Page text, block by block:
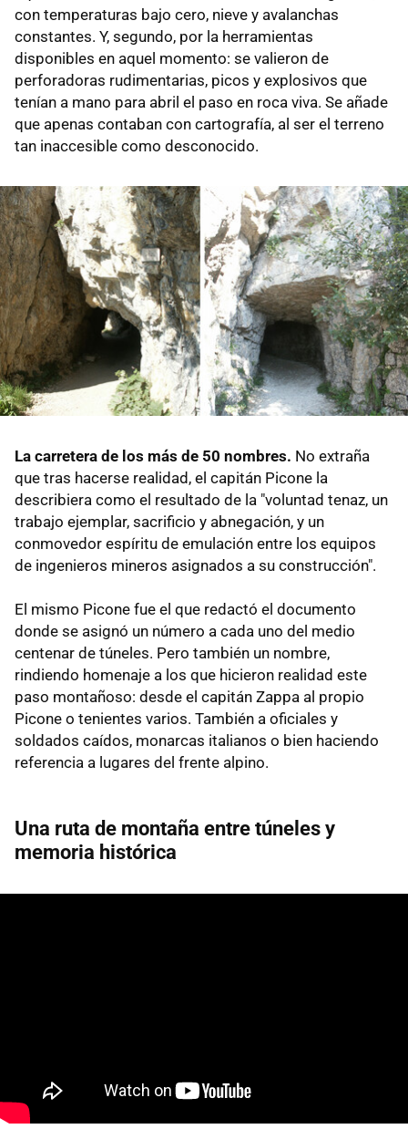
con temperaturas bajo cero, nieve y avalanchas
constantes. Y, segundo, por la herramientas
disponibles en aquel momento: se valieron de
perforadoras rudimentarias, picos y explosivos que
tenían a mano para abril el paso en roca viva. Se añade
que apenas contaban con cartografía, al ser el terreno
tan inaccesible como desconocido.
La carretera de los más de 50 nombres. No extraña
que tras hacerse realidad, el capitán Picone la
describiera como el resultado de la "voluntad tenaz, un
trabajo ejemplar, sacrificio y abnegación, y un
conmovedor espíritu de emulación entre los equipos
de ingenieros mineros asignados a su construcción".
El mismo Picone fue el que redactó el documento
donde se asignó un número a cada uno del medio
centenar de túneles. Pero también un nombre,
rindiendo homenaje a los que hicieron realidad este
paso montañoso: desde el capitán Zappa al propio
Picone o tenientes varios. También a oficiales y
soldados caídos, monarcas italianos o bien haciendo
referencia a lugares del frente alpino.
Una ruta de montaña entre túneles y
memoria histórica